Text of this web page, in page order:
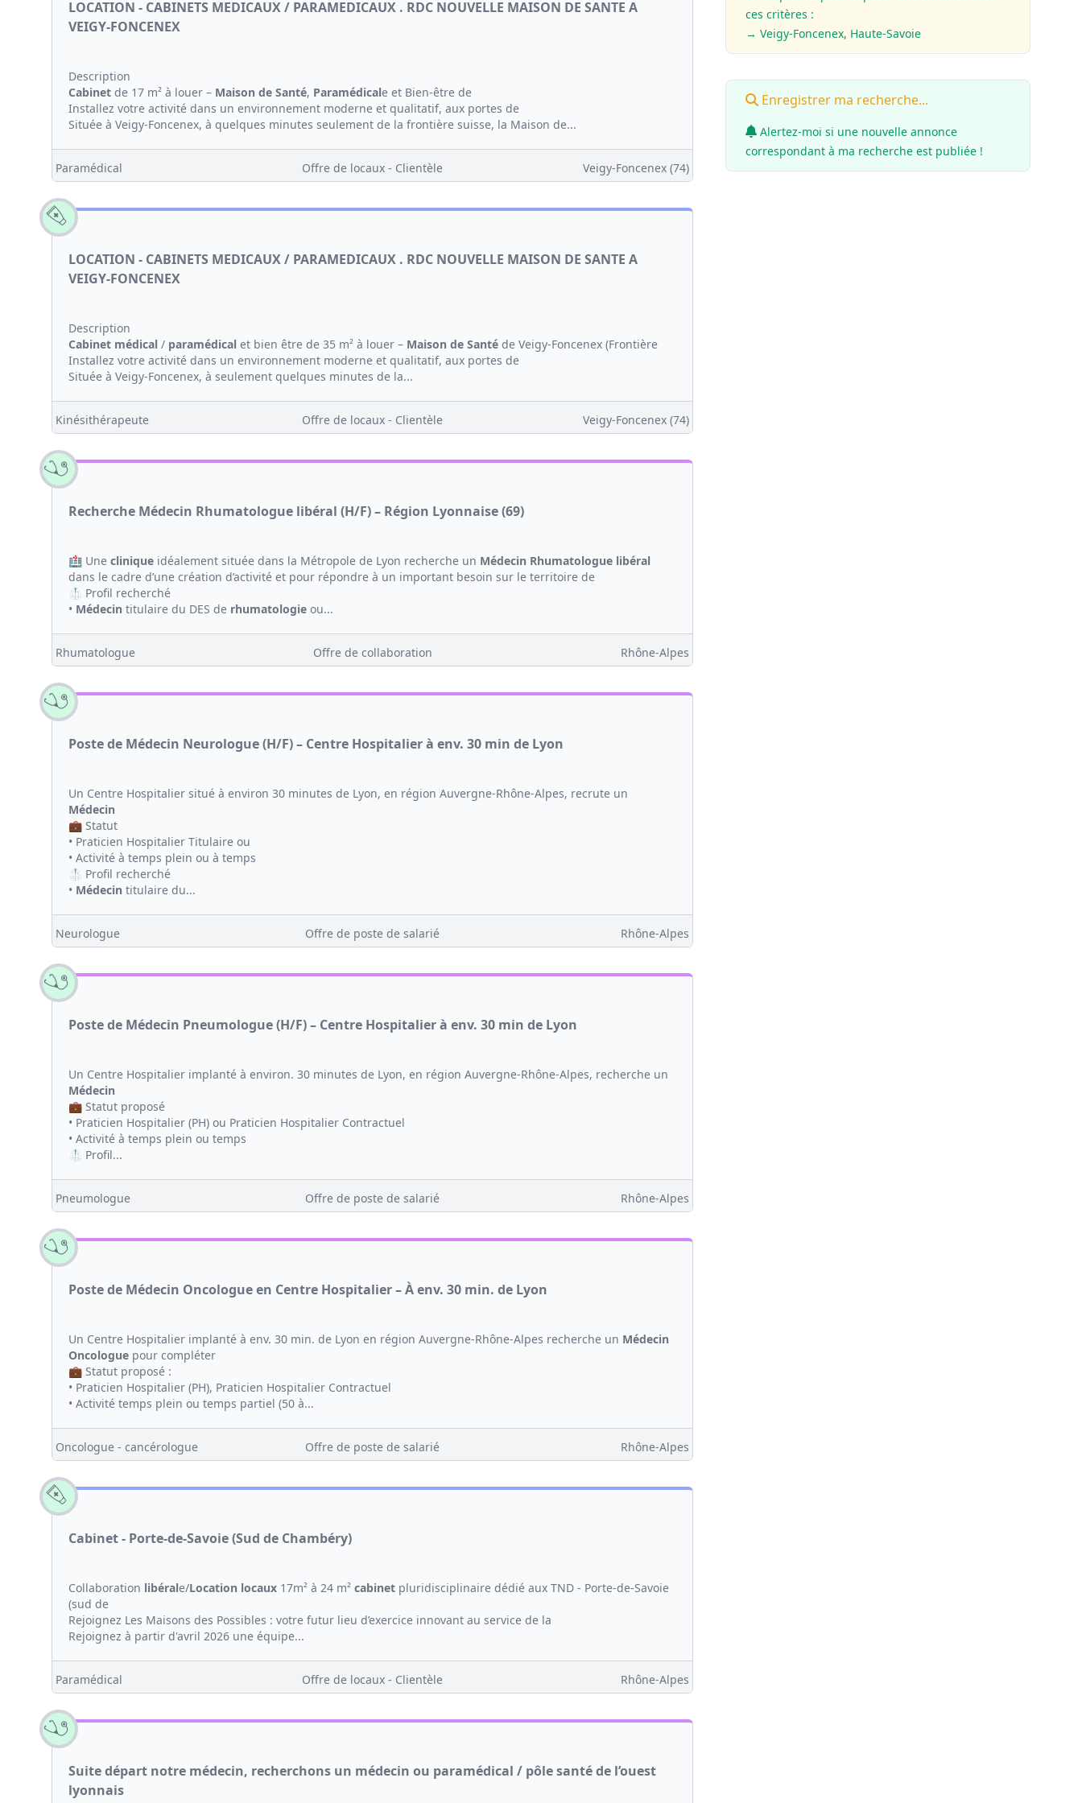
LOCATION - CABINETS MEDICAUX / PARAMEDICAUX . RDC NOUVELLE MAISON DE SANTE A
VEIGY-FONCENEX
Description
Cabinet de 17 m² à louer – Maison de Santé, Paramédicale et Bien-être de
Installez votre activité dans un environnement moderne et qualitatif, aux portes de
Située à Veigy-Foncenex, à quelques minutes seulement de la frontière suisse, la Maison de...
Paramédical Offre de locaux - Clientèle Veigy-Foncenex (74)
LOCATION - CABINETS MEDICAUX / PARAMEDICAUX . RDC NOUVELLE MAISON DE SANTE A
VEIGY-FONCENEX
Description
Cabinet médical / paramédical et bien être de 35 m² à louer – Maison de Santé de Veigy-Foncenex (Frontière
Installez votre activité dans un environnement moderne et qualitatif, aux portes de
Située à Veigy-Foncenex, à seulement quelques minutes de la...
Kinésithérapeute Offre de locaux - Clientèle Veigy-Foncenex (74)
Recherche Médecin Rhumatologue libéral (H/F) – Région Lyonnaise (69)
🏥 Une clinique idéalement située dans la Métropole de Lyon recherche un Médecin Rhumatologue libéral
dans le cadre d’une création d’activité et pour répondre à un important besoin sur le territoire de
🥼 Profil recherché
• Médecin titulaire du DES de rhumatologie ou...
Rhumatologue Offre de collaboration Rhône-Alpes
Poste de Médecin Neurologue (H/F) – Centre Hospitalier à env. 30 min de Lyon
Un Centre Hospitalier situé à environ 30 minutes de Lyon, en région Auvergne-Rhône-Alpes, recrute un
Médecin
💼 Statut
• Praticien Hospitalier Titulaire ou
• Activité à temps plein ou à temps
🥼 Profil recherché
• Médecin titulaire du...
Neurologue Offre de poste de salarié Rhône-Alpes
Poste de Médecin Pneumologue (H/F) – Centre Hospitalier à env. 30 min de Lyon
Un Centre Hospitalier implanté à environ. 30 minutes de Lyon, en région Auvergne-Rhône-Alpes, recherche un
Médecin
💼 Statut proposé
• Praticien Hospitalier (PH) ou Praticien Hospitalier Contractuel
• Activité à temps plein ou temps
🥼 Profil...
Pneumologue Offre de poste de salarié Rhône-Alpes
Poste de Médecin Oncologue en Centre Hospitalier – À env. 30 min. de Lyon
Un Centre Hospitalier implanté à env. 30 min. de Lyon en région Auvergne-Rhône-Alpes recherche un Médecin
Oncologue pour compléter
💼 Statut proposé :
• Praticien Hospitalier (PH), Praticien Hospitalier Contractuel
• Activité temps plein ou temps partiel (50 à...
Oncologue - cancérologue Offre de poste de salarié Rhône-Alpes
Cabinet - Porte-de-Savoie (Sud de Chambéry)
Collaboration libérale/Location locaux 17m² à 24 m² cabinet pluridisciplinaire dédié aux TND - Porte-de-Savoie
(sud de
Rejoignez Les Maisons des Possibles : votre futur lieu d’exercice innovant au service de la
Rejoignez à partir d'avril 2026 une équipe...
Paramédical Offre de locaux - Clientèle Rhône-Alpes
Suite départ notre médecin, recherchons un médecin ou paramédical / pôle santé de l’ouest
lyonnais
ces critères :
→ Veigy-Foncenex, Haute-Savoie
Enregistrer ma recherche...
Alertez-moi si une nouvelle annonce
correspondant à ma recherche est publiée !